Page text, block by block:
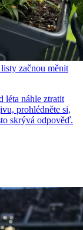
začnou měnit
léta náhle ztratit
prohlédněte si,
skrývá odpověď.